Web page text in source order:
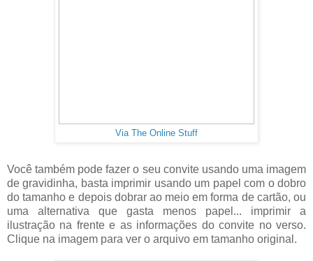
Via The Online Stuff
Você também pode fazer o seu convite usando uma imagem
de gravidinha, basta imprimir usando um papel com o dobro
do tamanho e depois dobrar ao meio em forma de cartão, ou
uma alternativa que gasta menos papel... imprimir a
ilustração na frente e as informações do convite no verso.
Clique na imagem para ver o arquivo em tamanho original.